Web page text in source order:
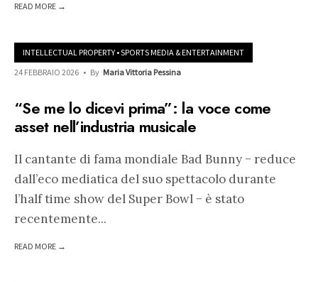
READ MORE →
INTELLECTUAL PROPERTY •SPORTS MEDIA & ENTERTAINMENT
24 FEBBRAIO 2026 • By Maria Vittoria Pessina
“Se me lo dicevi prima”: la voce come
asset nell’industria musicale
Il cantante di fama mondiale Bad Bunny − reduce
dall’eco mediatica del suo spettacolo durante
l’half time show del Super Bowl − è stato
recentemente...
READ MORE →